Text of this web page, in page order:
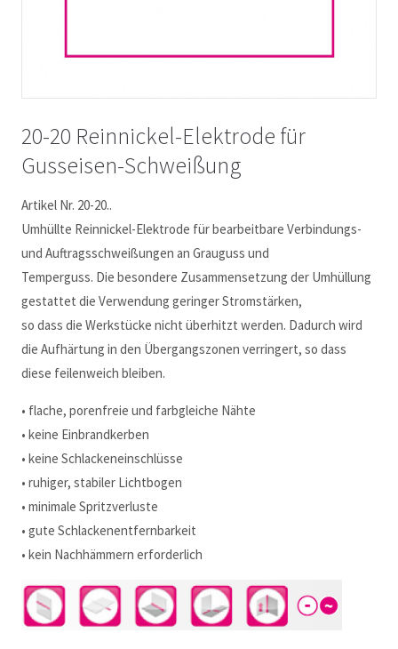
20-20 Reinnickel-Elektrode für
Gusseisen-Schweißung
Artikel Nr. 20-20..
Umhüllte Reinnickel-Elektrode für bearbeitbare Verbindungs-
und Auftragsschweißungen an Grauguss und
Temperguss. Die besondere Zusammensetzung der Umhüllung
gestattet die Verwendung geringer Stromstärken,
so dass die Werkstücke nicht überhitzt werden. Dadurch wird
die Aufhärtung in den Übergangszonen verringert, so dass
diese feilenweich bleiben.
• flache, porenfreie und farbgleiche Nähte
• keine Einbrandkerben
• keine Schlackeneinschlüsse
• ruhiger, stabiler Lichtbogen
• minimale Spritzverluste
• gute Schlackenentfernbarkeit
• kein Nachhämmern erforderlich